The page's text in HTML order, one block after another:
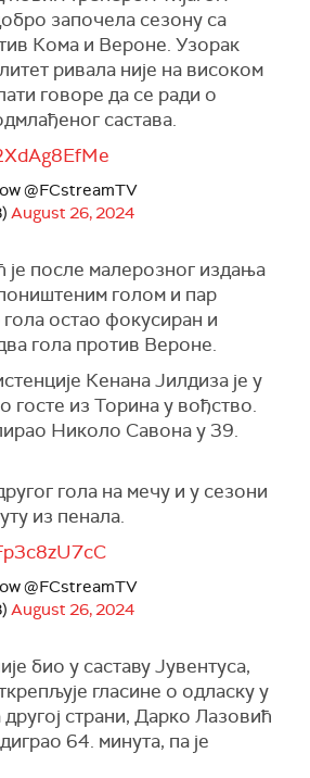
започела сезону са
Кома и Вероне. Узорак
ривала није на високом
говоре да се ради о
састава.
@FCstreamTV
August 26, 2024
после малерозног издања
голом и пар
остао фокусиран и
гола против Вероне.
Кенана Јилдиза је у
госте из Торина у вођство.
Николо Савона у 39.
гола на мечу и у сезони
из пенала.
@FCstreamTV
August 26, 2024
био у саставу Јувентуса,
гласине о одласку у
страни, Дарко Лазовић
64. минута, па је